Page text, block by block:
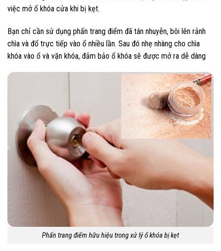
việc mở ổ khóa cửa khi bị kẹt.
Bạn chỉ cần sử dụng phấn trang điểm đã tán nhuyễn, bôi lên rảnh
chìa và đổ trực tiếp vào ổ nhiều lần. Sau đó nhẹ nhàng cho chìa
khóa vào ổ và vặn khóa, đảm bảo ổ khóa sẽ được mở ra dễ dàng
Phấn trang điểm hữu hiệu trong xử lý ổ khóa bị kẹt